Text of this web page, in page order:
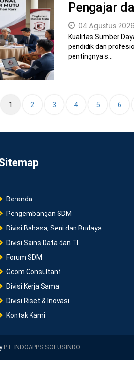
Pengajar
04 Agustus 2026
Kualitas Sumber
pendidik dan
pentingnya s...
1 (current)
2 3 4 5 6
Beranda
Pengembangan SDM
Divisi Bahasa, Seni dan Budaya
Divisi Sains Data dan TI
Forum SDM
Gcom Consultant
Divisi Kerja Sama
Divisi Riset & Inovasi
Kontak Kami
PT. INDOAPPS SOLUSINDO